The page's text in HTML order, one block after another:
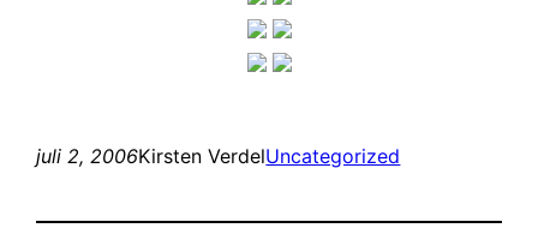
juli 2, 2006Kirsten VerdelUncategorized